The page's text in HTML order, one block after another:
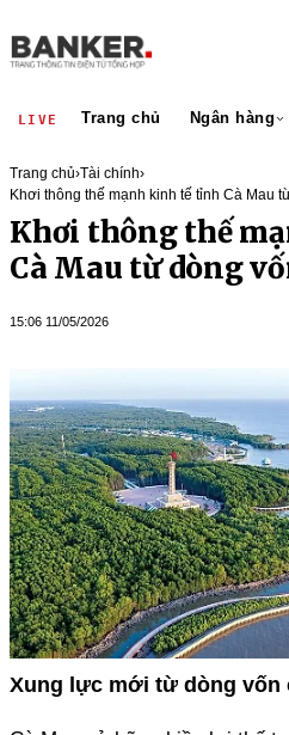
LIVE Trang chủ Ngân hàng
Trang chủ›Tài chính›
Khơi thông thế mạnh kinh tế tỉnh Cà Mau
Khơi thông thế
Cà Mau từ dòng
15:06 11/05/2026
Xung lực mới từ dòng vốn